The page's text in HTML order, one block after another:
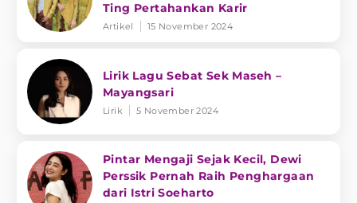
Ting Pertahankan Karir
Artikel 15 November 2024
Lirik Lagu Sebat Sek Maseh –
Mayangsari
Lirik 5 November 2024
Pintar Mengaji Sejak Kecil, Dewi
Perssik Pernah Raih Penghargaan
dari Istri Soeharto